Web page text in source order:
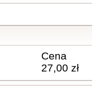
Cena
27,00 zł